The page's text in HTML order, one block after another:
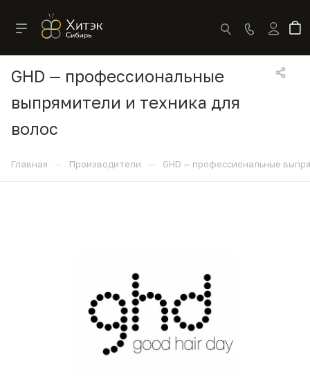
GHD — профессиональные
выпрямители и техника для
волос
Главная — Производители — GHD — профессиональные